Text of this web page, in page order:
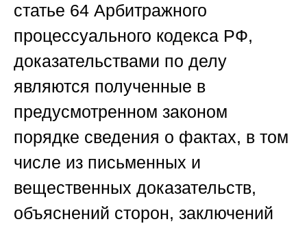
статье 64 Арбитражного
процессуального кодекса РФ,
доказательствами по делу
являются полученные в
предусмотренном законом
порядке сведения о фактах, в том
числе из письменных и
вещественных доказательств,
объяснений сторон, заключений